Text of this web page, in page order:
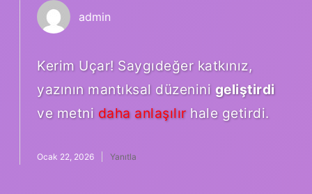
admin
Kerim Uçar! Saygıdeğer katkınız,
yazının mantıksal düzenini geliştirdi
ve metni daha anlaşılır hale getirdi.
Ocak 22, 2026 Yanıtla